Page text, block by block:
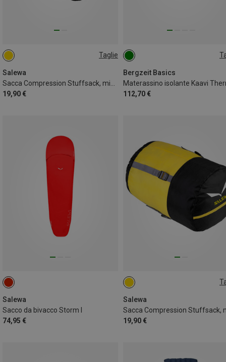
Taglie
Salewa
19,90 €
ONE SIZE
Bergzeit Basics
112,70 €
183X50CM
Salewa
Sacco da bivacco Storm I
74,95 €
Salewa
19,90 €
ONE SIZE